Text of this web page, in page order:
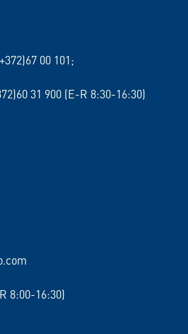
00 101;
31 900 (E-R 8:30-16:30)
8:00-16:30)